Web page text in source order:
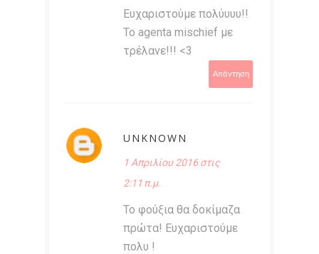
Ευχαριστούμε πολύυυυ!!
Το agenta mischief με
τρέλανε!!! <3
Απάντηση
UNKNOWN
1 Απριλίου 2016 στις
2:11 π.μ.
Το φούξια θα δοκίμαζα
πρώτα! Ευχαριστούμε
πολυ !